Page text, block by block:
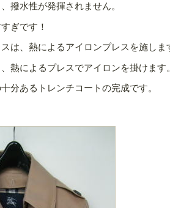
撥水性が発揮されません。
ぎです！
は、熱によるアイロンプレスを施しま
熱によるプレスでアイロンを掛けます
分あるトレンチコートの完成です。